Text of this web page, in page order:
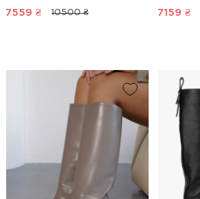
7559 ₴ 10500 ₴ 7159 ₴